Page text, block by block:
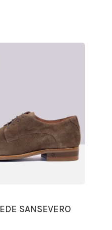
SANSEVERO